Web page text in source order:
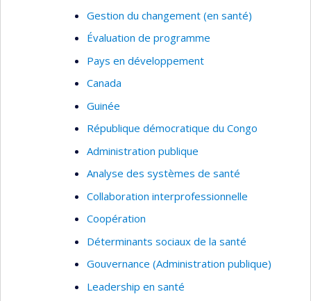
Gestion du changement (en santé)
Évaluation de programme
Pays en développement
Canada
Guinée
République démocratique du Congo
Administration publique
Analyse des systèmes de santé
Collaboration interprofessionnelle
Coopération
Déterminants sociaux de la santé
Gouvernance (Administration publique)
Leadership en santé